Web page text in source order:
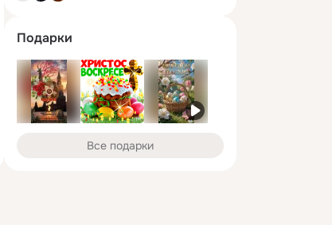
Подарки
Все подарки